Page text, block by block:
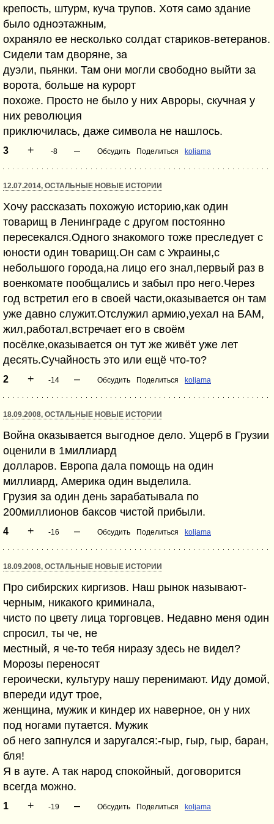
крепость, штурм, куча трупов. Хотя само здание
было одноэтажным,
охраняло ее несколько солдат стариков-ветеранов.
Сидели там дворяне, за
дуэли, пьянки. Там они могли свободно выйти за
ворота, больше на курорт
похоже. Просто не было у них Авроры, скучная у
них революция
приключилась, даже символа не нашлось.
3 + -8 – Обсудить Поделиться koljama
12.07.2014, ОСТАЛЬНЫЕ НОВЫЕ ИСТОРИИ
Хочу рассказать похожую историю,как один
товарищ в Ленинграде с другом постоянно
пересекался.Одного знакомого тоже преследует с
юности один товарищ.Он сам с Украины,с
небольшого города,на лицо его знал,первый раз в
военкомате пообщались и забыл про него.Через
год встретил его в своей части,оказывается он там
уже давно служит.Отслужил армию,уехал на БАМ,
жил,работал,встречает его в своём
посёлке,оказывается он тут же живёт уже лет
десять.Сучайность это или ещё что-то?
2 + -14 – Обсудить Поделиться koljama
18.09.2008, ОСТАЛЬНЫЕ НОВЫЕ ИСТОРИИ
Война оказывается выгодное дело. Ущерб в Грузии
оценили в 1миллиард
долларов. Европа дала помощь на один
миллиард, Америка один выделила.
Грузия за один день зарабатывала по
200миллионов баксов чистой прибыли.
4 + -16 – Обсудить Поделиться koljama
18.09.2008, ОСТАЛЬНЫЕ НОВЫЕ ИСТОРИИ
Про сибирских киргизов. Наш рынок называют-
черным, никакого криминала,
чисто по цвету лица торговцев. Недавно меня один
спросил, ты че, не
местный, я че-то тебя ниразу здесь не видел?
Морозы переносят
героически, культуру нашу перенимают. Иду домой,
впереди идут трое,
женщина, мужик и киндер их наверное, он у них
под ногами путается. Мужик
об него запнулся и заругался:-гыр, гыр, гыр, баран,
бля!
Я в ауте. А так народ спокойный, договорится
всегда можно.
1 + -19 – Обсудить Поделиться koljama